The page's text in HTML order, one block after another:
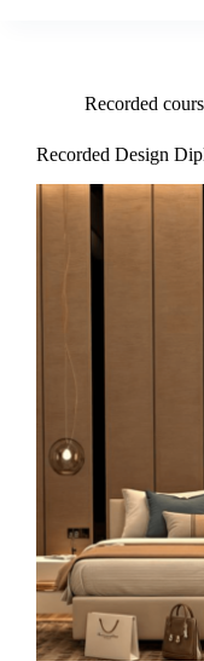
Recorded
Recorded Design